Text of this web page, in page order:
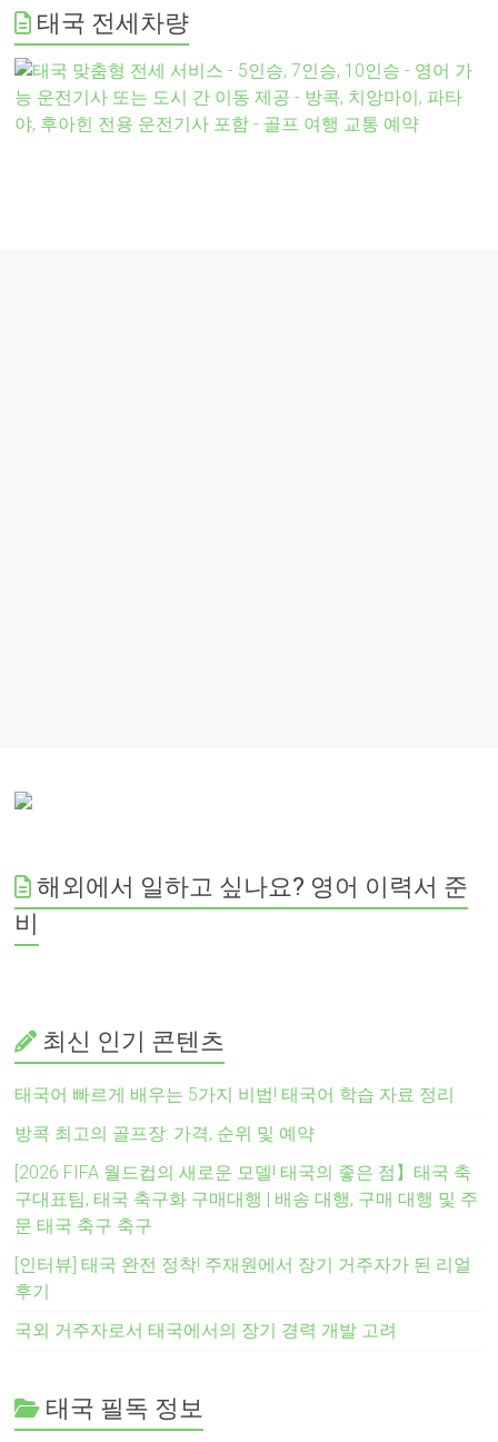
태국 전세차량
해외에서 일하고 싶나요? 영어 이력서 준
비
최신 인기 콘텐츠
태국어 빠르게 배우는 5가지 비법! 태국어 학습 자료 정리
방콕 최고의 골프장: 가격, 순위 및 예약
[2026 FIFA 월드컵의 새로운 모델! 태국의 좋은 점】태국 축
구대표팀, 태국 축구화 구매대행 | 배송 대행, 구매 대행 및 주
문 태국 축구 축구
[인터뷰] 태국 완전 정착! 주재원에서 장기 거주자가 된 리얼
후기
국외 거주자로서 태국에서의 장기 경력 개발 고려
태국 필독 정보